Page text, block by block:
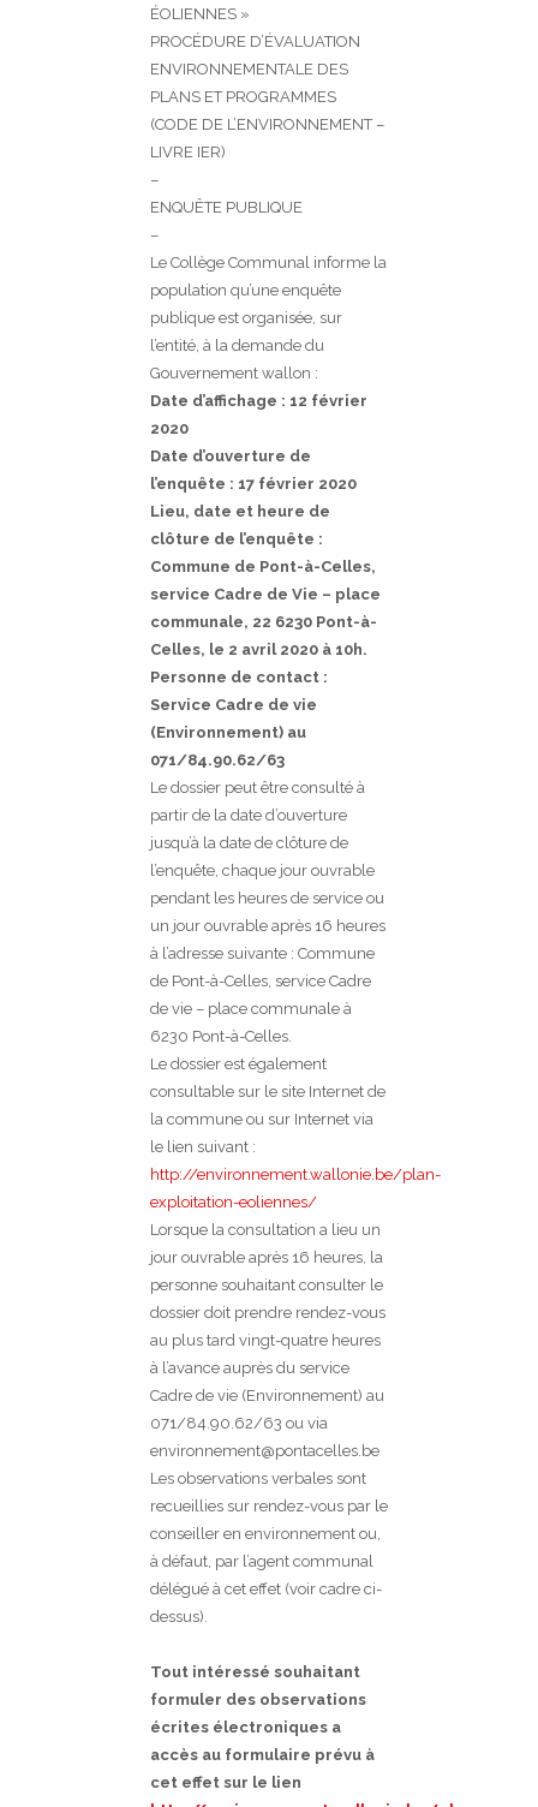
ÉOLIENNES »
PROCÉDURE D’ÉVALUATION
ENVIRONNEMENTALE DES
PLANS ET PROGRAMMES
(CODE DE L’ENVIRONNEMENT –
LIVRE IER)
–
ENQUÊTE PUBLIQUE
–
Le Collège Communal informe la
population qu’une enquête
publique est organisée, sur
l’entité, à la demande du
Gouvernement wallon :
Date d’affichage : 12 février
2020
Date d’ouverture de
l’enquête : 17 février 2020
Lieu, date et heure de
clôture de l’enquête :
Commune de Pont-à-Celles,
service Cadre de Vie – place
communale, 22 6230 Pont-à-
Celles, le 2 avril 2020 à 10h.
Personne de contact :
Service Cadre de vie
(Environnement) au
071/84.90.62/63
Le dossier peut être consulté à
partir de la date d’ouverture
jusqu’à la date de clôture de
l’enquête, chaque jour ouvrable
pendant les heures de service ou
un jour ouvrable après 16 heures
à l’adresse suivante : Commune
de Pont-à-Celles, service Cadre
de vie – place communale à
6230 Pont-à-Celles.
Le dossier est également
consultable sur le site Internet de
la commune ou sur Internet via
le lien suivant :
http://environnement.wallonie.be/plan-
exploitation-eoliennes/
Lorsque la consultation a lieu un
jour ouvrable après 16 heures, la
personne souhaitant consulter le
dossier doit prendre rendez-vous
au plus tard vingt-quatre heures
à l’avance auprès du service
Cadre de vie (Environnement) au
071/84.90.62/63 ou via
environnement@pontacelles.be
Les observations verbales sont
recueillies sur rendez-vous par le
conseiller en environnement ou,
à défaut, par l’agent communal
délégué à cet effet (voir cadre ci-
dessus).
Tout intéressé souhaitant
formuler des observations
écrites électroniques a
accès au formulaire prévu à
cet effet sur le lien